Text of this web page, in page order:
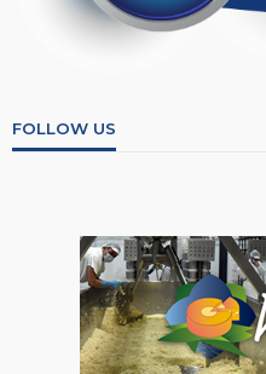
FOLLOW US